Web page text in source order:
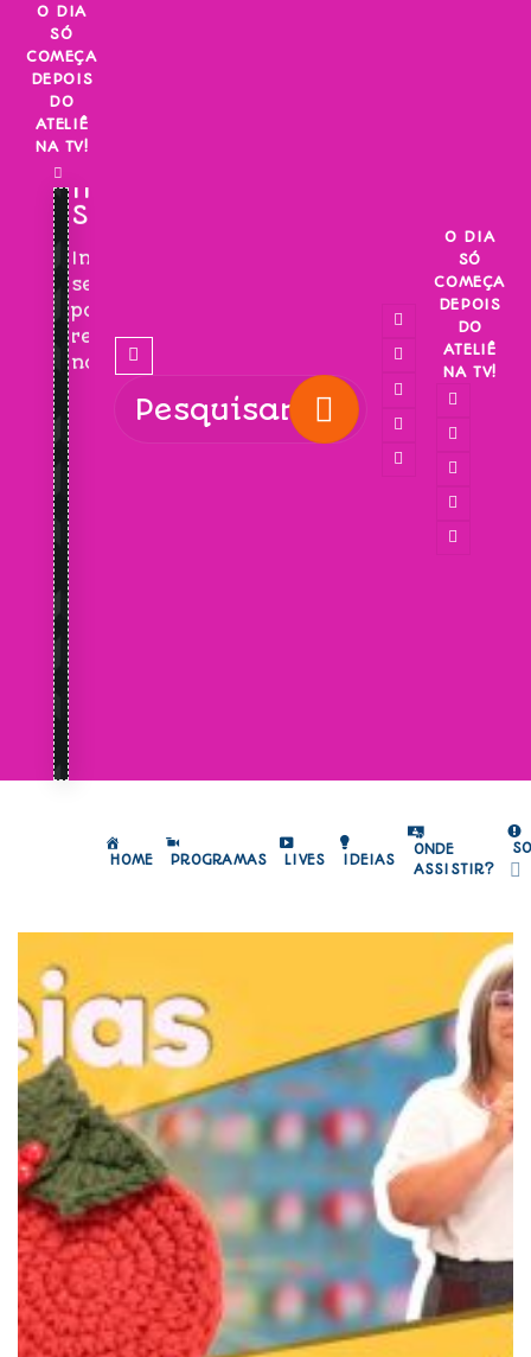
Skip
content
O DIA
SÓ
COMEÇA
DEPOIS
DO
ATELIÊ
NA TV!
INSCREVA-
SE!
Inscreva-
se
para
receber
novidades!
O DIA
SÓ
COMEÇA
DEPOIS
DO
ATELIÊ
NA TV!
HOME PROGRAMAS LIVES IDEIAS
ONDE
ASSISTIR?